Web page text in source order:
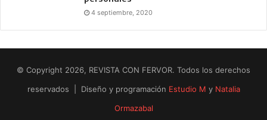
4 septiembre, 2020
© Copyright 2026, REVISTA CON FERVOR. Todos los derechos
reservados | Diseño y programación Estudio M y Natalia
Ormazabal